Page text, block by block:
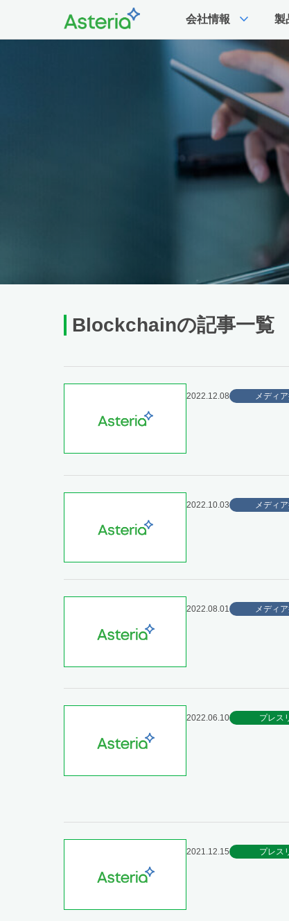
会社情報 expand_more 製
Blockchainの記事一覧
2022.12.08 メディ
2022.10.03 メディ
2022.08.01 メディ
2022.06.10 プレス
2021.12.15 プレス